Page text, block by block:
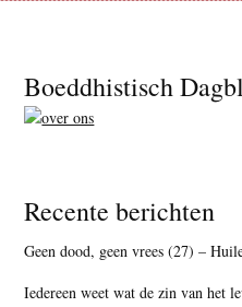
Footer
Boeddhistisch
Recente berichten
Geen dood, geen vrees (27) –
Iedereen weet wat de zin van het